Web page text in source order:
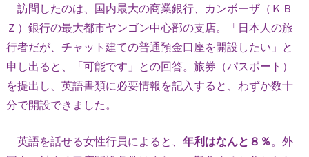
訪問したのは、国内最大の商業銀行、カンボーザ（ＫＢ
Ｚ）銀行の最大都市ヤンゴン中心部の支店。「日本人の旅
行者だが、チャット建ての普通預金口座を開設したい」と
申し出ると、「可能です」との回答。旅券（パスポート）
を提出し、英語書類に必要情報を記入すると、わずか数十
分で開設できました。
英語を話せる女性行員によると、 年利はなんと８％。外